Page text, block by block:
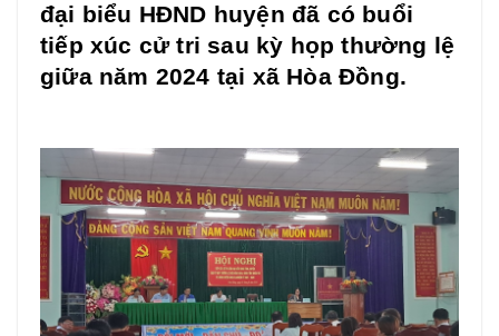
đại biểu HĐND huyện đã có buổi
tiếp xúc cử tri sau kỳ họp thường lệ
giữa năm 2024 tại xã Hòa Đồng.